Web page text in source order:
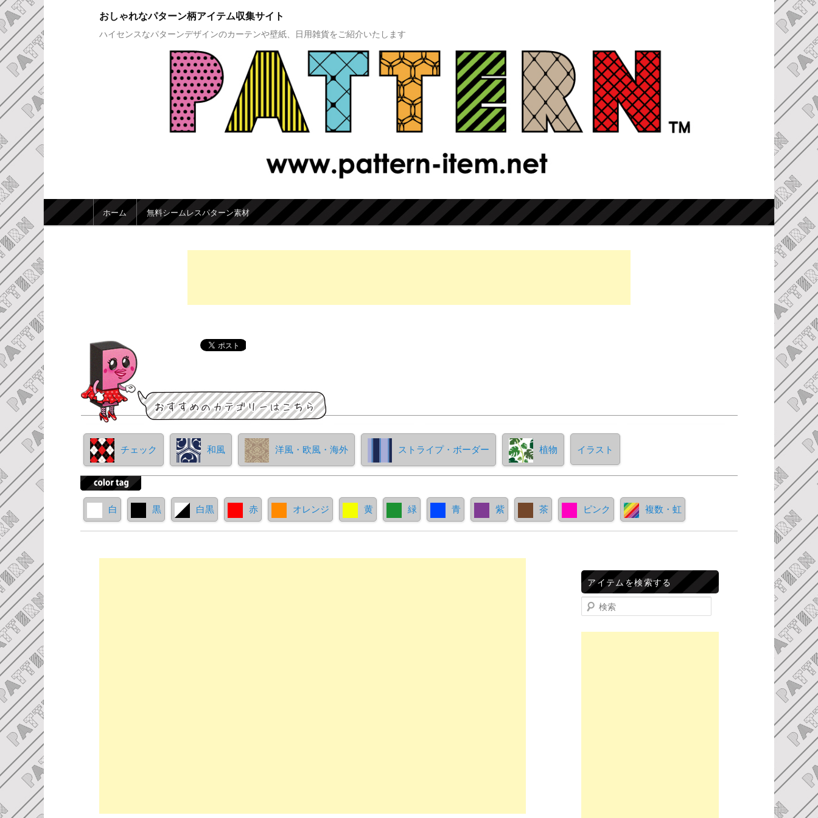
おしゃれなパターン柄アイテム収集サイト
ハイセンスなパターンデザインのカーテンや壁紙、日用雑貨をご紹介いたします
メインメニュー
メインコンテンツへ移動
サブコンテンツへ移動
ホーム 無料シームレスパターン素材
チェック 和風 洋風・欧風・海外 ストライプ・ボーダー 植物 イラスト
白 黒 白黒 赤 オレンジ 黄 緑 青 紫 茶 ピンク 複数・虹
アイテムを検索する
検索